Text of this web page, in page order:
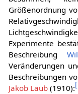
Größenordnung
Experimente
Beschreibung
Veränderungen
Beschreibungen
Jakob Laub(1910):[